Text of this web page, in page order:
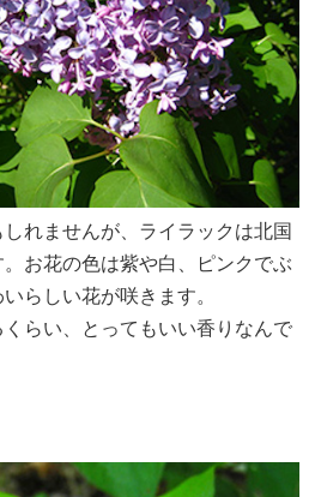
れませんが、ライラックは北国
お花の色は紫や白、ピンクでぶ
らしい花が咲きます。
らい、とってもいい香りなんで